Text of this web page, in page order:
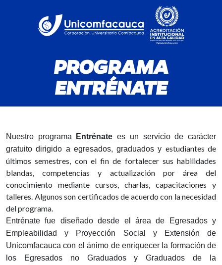
PROGRAMA
ENTRÉNATE
Nuestro programa Entrénate es un servicio de carácter
gratuito dirigido a egresados, graduados y estudiantes de
últimos semestres, con el fin de fortalecer sus habilidades
blandas, competencias y actualización por área del
conocimiento mediante cursos, charlas, capacitaciones y
talleres. Algunos son certificados de acuerdo con la necesidad
del programa.
Entrénate fue diseñado desde el área de Egresados y
Empleabilidad y Proyección Social y Extensión de
Unicomfacauca con el ánimo de enriquecer la formación de
los Egresados no Graduados y Graduados de la